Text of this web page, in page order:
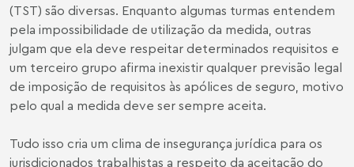
(TST) são diversas. Enquanto algumas turmas entendem
pela impossibilidade de utilização da medida, outras
julgam que ela deve respeitar determinados requisitos e
um terceiro grupo afirma inexistir qualquer previsão legal
de imposição de requisitos às apólices de seguro, motivo
pelo qual a medida deve ser sempre aceita.
Tudo isso cria um clima de insegurança jurídica para os
jurisdicionados trabalhistas a respeito da aceitação do